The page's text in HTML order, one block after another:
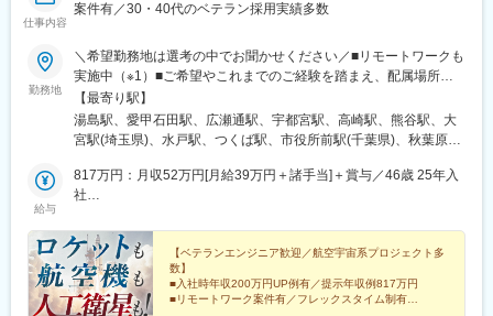
仕事内容
案件有／30・40代のベテラン採用実績多数
勤務地
＼希望勤務地は選考の中でお聞かせください／■リモートワークも
実施中（※1）■ご希望やこれまでのご経験を踏まえ、配属場所を
決定しています■雇入れ直後：全国の事業所のいずれかに配属・派
遣先企業にて就業（※2）※1：配属先企業の判断により※2：事業
所・拠点については下記「勤務地一覧」を参照ください※変更の範
は就業条件明示書に記載。【本社】東京都台東区上野1丁目1-10
オリックス上野1丁目ビル【受動喫煙対策】当社拠点：各事業所で
【最寄り駅】
湯島駅、愛甲石田駅、広瀬通駅、宇都宮駅、高崎駅、熊谷駅、大
宮駅(埼玉県)、水戸駅、つくば駅、市役所前駅(千葉県)、秋葉原
駅、浜松駅、岡谷駅、刈谷駅、豊田市駅、東別院駅、あすなろう
四日市駅、名鉄岐阜駅、金沢駅、守山駅、東寺駅、尼崎駅(東海道
(福岡県)、岩本町駅、西国立駅、新静岡駅、第一通り駅、九条駅
(京都府)、中崎町駅、末広町駅(東京都)、立川南駅、新浜松駅、京
都駅、梅田駅(地下鉄)
給与
817万円：月収52万円[月給39万円＋諸手当]＋賞与／46歳 25年入
社
社
【ベテランエンジニア歓迎／航空宇宙系プロジェクト多
数】
■入社時年収200万円UP例有／提示年収例817万円
■リモートワーク案件有／フレックスタイム制有